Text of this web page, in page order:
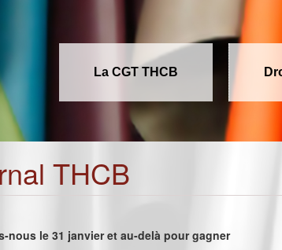
La CGT THCB
THCB
nous le 31 janvier et au-delà pour gagner